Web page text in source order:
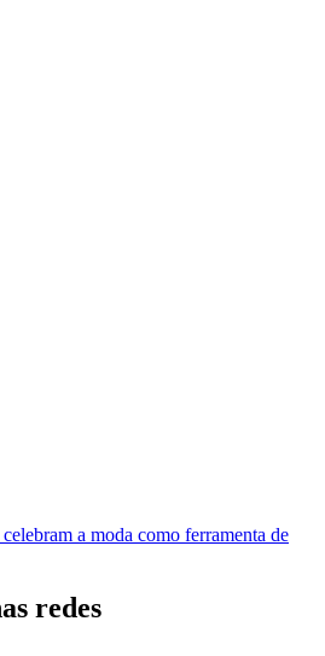
a moda como ferramenta de
redes